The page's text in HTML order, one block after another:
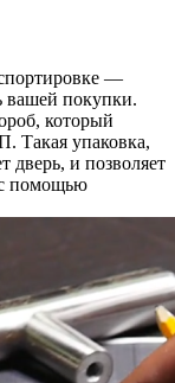
—
вашей покупки.
который
Такая упаковка,
дверь, и позволяет
с помощью